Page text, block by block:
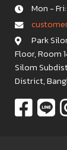
Mon -
c u s t o m e
Park
Floor, Room
Silom
District,